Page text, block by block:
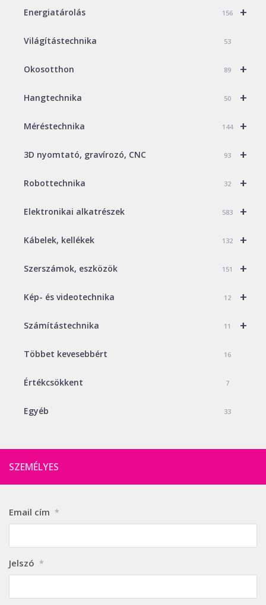
+
Energiatárolás 156
Világítástechnika 53
+
Okosotthon 89
+
Hangtechnika 50
+
Méréstechnika 144
+
3D nyomtató, gravírozó, CNC 93
+
Robottechnika 32
+
Elektronikai alkatrészek 583
+
Kábelek, kellékek 132
+
Szerszámok, eszközök 151
+
Kép- és videotechnika 12
+
Számítástechnika 11
Többet kevesebbért 16
Értékcsökkent 7
Egyéb 33
SZEMÉLYES
Email cím *
Jelszó *